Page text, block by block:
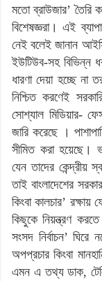
মতো ব্রাউজার’ তৈরি
বিশেষজ্ঞরা। এই
নেই বলেই জানান
ইউটিউব-সহ বিভিন্ন
ধারণা দেয়া হচ্ছে না
নিশ্চিত করণেই
সোশ্যাল মিডিয়ার-
জারি করেছে ।
সীমিত করা হয়েছে।
যেন তাদের কেন্দ্রীয়
তাই বাংলাদেশের
কিংবা কালচার’
কিছুকে নিয়ন্ত্রণ
সংসদ নির্বাচন’
অপপ্রচার কিংবা
এমন এ তথ্য ডাক,